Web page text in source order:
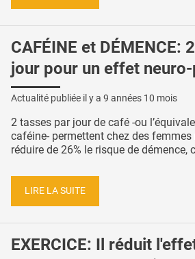
CAFÉINE et DÉMENCE:
jour pour un effet
Actualité publiée il y a 9 années 10 mois
2 tasses par jour de café -ou
caféine- permettent chez des femmes
réduire de 26% le risque de démence,
LIRE LA SUITE
EXERCICE: Il réduit